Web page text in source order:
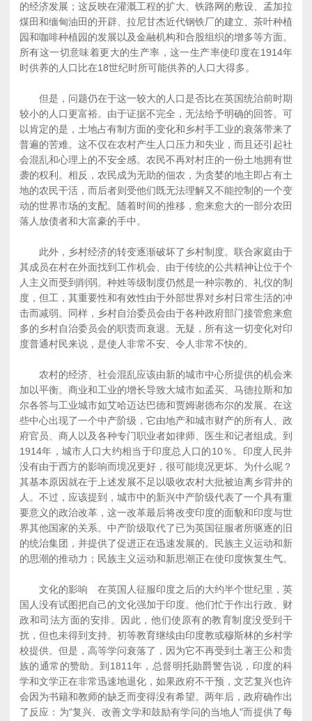
的经济发展；这反映在灌溉工程的扩大、铁路网的敷设、孟加拉
煤田和缅甸油田的开辟、拉尼甘杰近代钢铁厂的建立、茶叶种植
园和咖啡种植园的发展以及金融机构和合股组织的增多等方面。
所有这一切意味着更大的生产率，这一生产率使印度在1914年
时供养的人口比在18世纪时所可能供养的人口大得多。
但是，问题仍在于这一较大的人口是否比在英国统治前时期
较小的人口更富裕。由于证据不完全，无法给予明确的回答。可
以肯定的是，土地占有制方面的变化和乡村手工业的衰落带来了
普遍的苦难。这不仅在农村产生人口压力和失业，而且还引起社
会混乱和心理上的不安全感。农民不再对村庄的一份土地拥有世
袭的权利。相反，农民成为无助的佃农，为贪婪的地主即占有土
地的农民干活，而后者则受他们既无法理解又不能控制的一个变
动的世界市场的支配。随着时间的推移，愈来愈大的一部分农田
落人放债者和大富豪的手中。
此外，乡村经济的转变逐渐破坏了乡村制度。联合家庭由于
其成员在村在外面找到工作机会、由于传统的公共精神让位于个
人主义而受到削弱。种姓等级制度仍然是一种宗教的、礼仪的制
度，但工，其重要性和有效性由于外部世界对乡村日常生活的冲
击而减弱。同样，乡村自治委员会由于各种政府部门接管愈来愈
多的乡村自治委员会的职责而衰退。无疑，所有这一切变化对印
度普通村民来说，是使人非常不安、令人非常不快的。
农村的经济、社会混乱应该由新的城市中心所提供的机会来
加以平衡。商业和工业的增长导致大城市如孟买、马德拉斯和加
尔各答与工业城市如艾哈迈达巴德和贾姆谢德布尔的发展。在这
些中心出现了一个中产阶级，它由地产和城市财产的所有人、政
府官员、商人以及各种专门职业者如律师、医生和记者组成。到
1914年，城市人口大约相当于印度总人口的10％。印度人民并
没有由于西方的影响而境况更好，很可能境况更坏。为什么呢？
其基本原因就在于上述发展不足以吸收农村大批被迫离乡背井的
人。不过，应该提到，城市中的新兴中产阶级代表了一个具有重
要意义的政治改革，这一改革最后将改变印度的面貌和印度与世
界其他国家的关系。中产阶级取代了已为英国征服者所驱逐的旧
的统治集团，并提供了促进正在迅速发展的。民族主义运动和新
的思潮的推动力；民族主义运动和新思潮正在使印度恢复生气。
文化的影响 在英国人征服印度之后的大约半个世纪里，英
国人没有试图把自己的文化强加于印度。他们忙于作出行政、财
政和司法方面的安排。因此，他们使原有的教育制度没受到干
扰，但也未得到支持。初等教育继续由印度教或穆斯林的乡村学
校提供。但是，高等学问衰落了，因为它不再受到土著王公和贵
族的通常的赞助。到1811年，总督明托勋爵警告说，印度的科
学和文学正在非常迅速地退化，如果政府不干预，文艺复兴也许
会因为书籍和教师的缺乏而变得没有希望。两年后，政府确作出
了反应：为"复兴、改善文学和鼓励有学问的当地人"而提供了每